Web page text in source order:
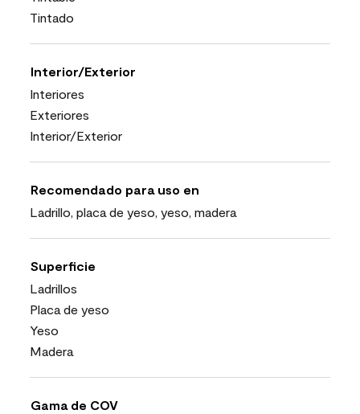
Tintado
Interior/Exterior
Interiores
Exteriores
Interior/Exterior
Recomendado para uso en
Ladrillo, placa de yeso, yeso, madera
Superficie
Ladrillos
Placa de yeso
Yeso
Madera
Gama de COV